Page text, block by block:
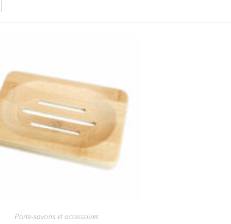
Porte-savons et accessoires